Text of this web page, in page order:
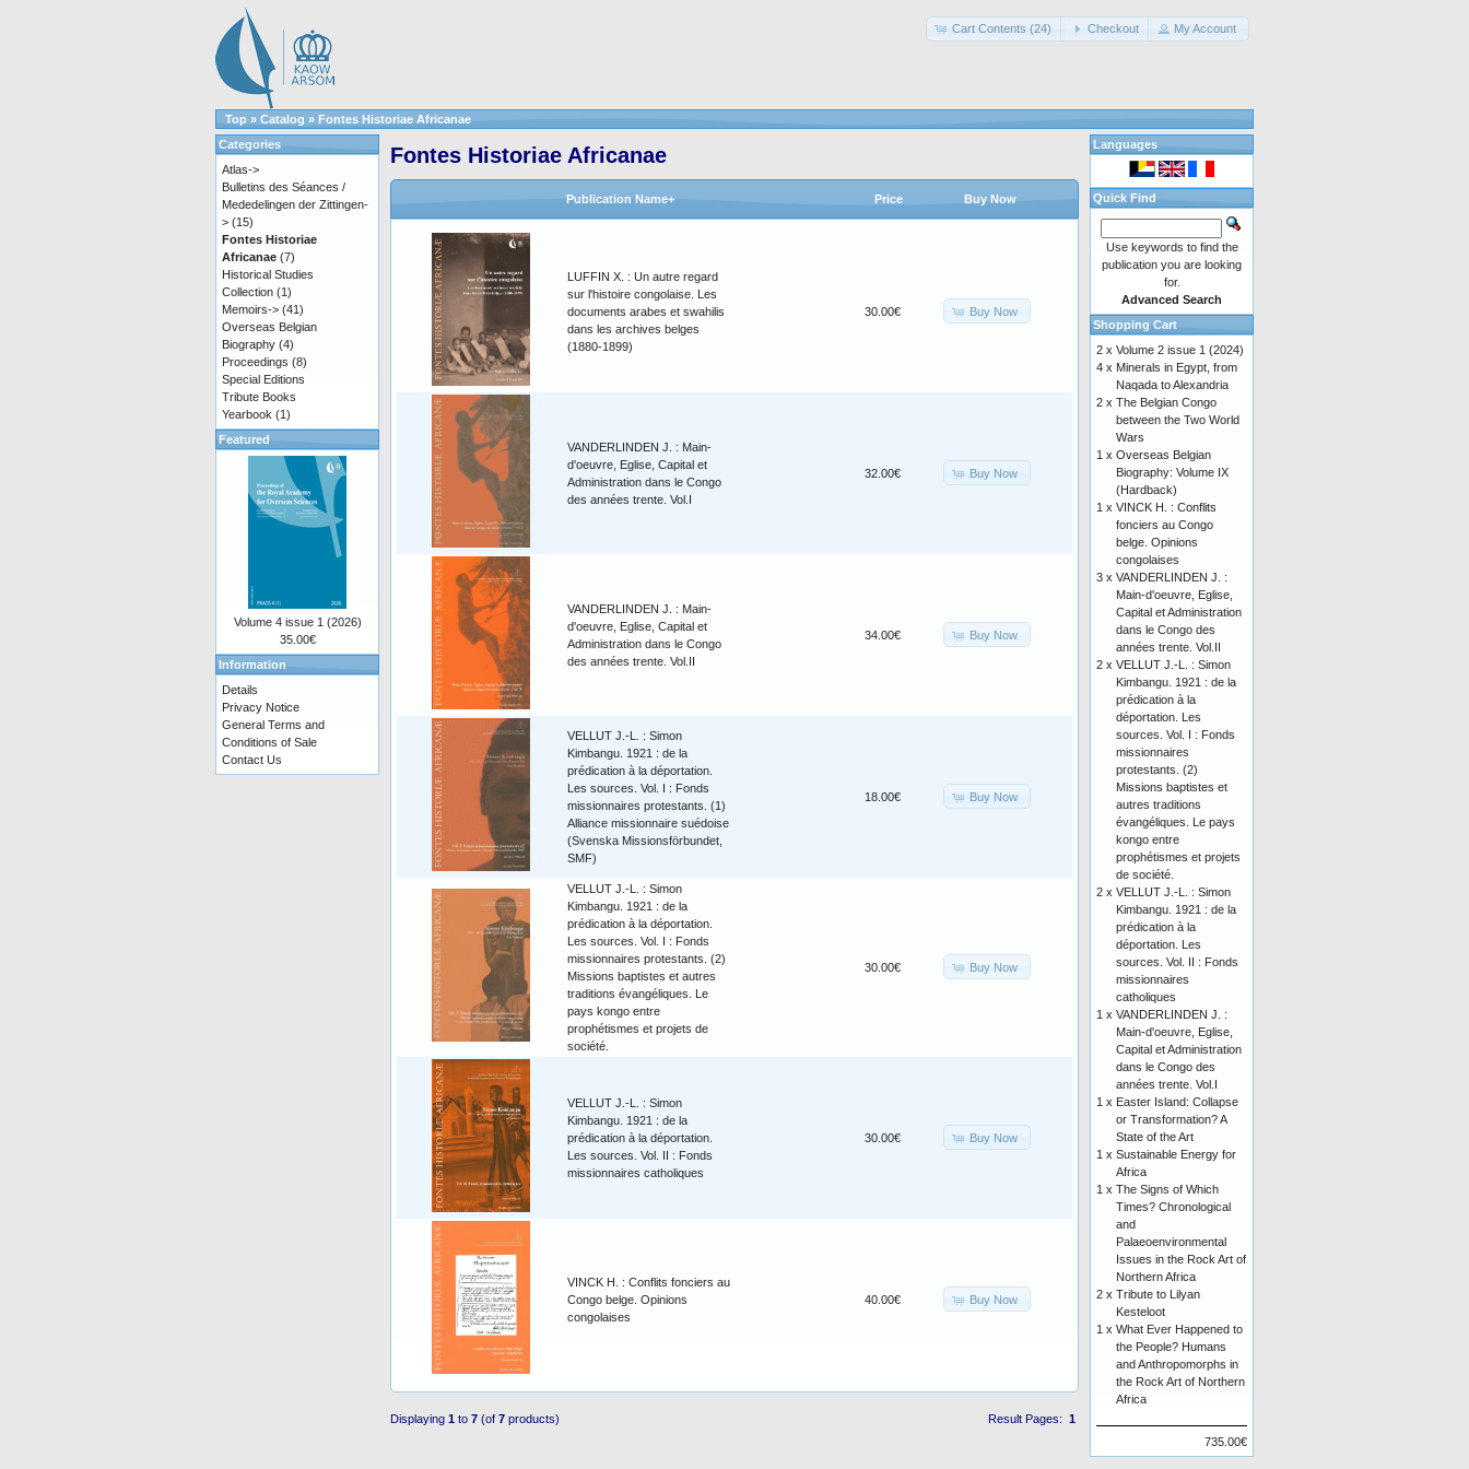
Cart Contents (24) Checkout My Account
Top » Catalog » Fontes Historiae Africanae
Fontes Historiae Africanae
Publication Name+ Price Buy Now
LUFFIN X. : Un autre regard
sur l'histoire congolaise. Les
documents arabes et swahilis
dans les archives belges
(1880-1899)
30.00€ Buy Now
VANDERLINDEN J. : Main-
d'oeuvre, Eglise, Capital et
Administration dans le Congo
des années trente. Vol.I
32.00€ Buy Now
VANDERLINDEN J. : Main-
d'oeuvre, Eglise, Capital et
Administration dans le Congo
des années trente. Vol.II
34.00€ Buy Now
VELLUT J.-L. : Simon
Kimbangu. 1921 : de la
prédication à la déportation.
Les sources. Vol. I : Fonds
missionnaires protestants. (1)
Alliance missionnaire suédoise
(Svenska Missionsförbundet,
SMF)
18.00€ Buy Now
VELLUT J.-L. : Simon
Kimbangu. 1921 : de la
prédication à la déportation.
Les sources. Vol. I : Fonds
missionnaires protestants. (2)
Missions baptistes et autres
traditions évangéliques. Le
pays kongo entre
prophétismes et projets de
société.
30.00€ Buy Now
VELLUT J.-L. : Simon
Kimbangu. 1921 : de la
prédication à la déportation.
Les sources. Vol. II : Fonds
missionnaires catholiques
30.00€ Buy Now
VINCK H. : Conflits fonciers au
Congo belge. Opinions
congolaises
40.00€ Buy Now
Result Pages: 1
Displaying 1 to 7 (of 7 products)
Categories
Atlas->
Bulletins des Séances /
Mededelingen der Zittingen-
> (15)
Fontes Historiae
Africanae (7)
Historical Studies
Collection (1)
Memoirs-> (41)
Overseas Belgian
Biography (4)
Proceedings (8)
Special Editions
Tribute Books
Yearbook (1)
Featured
Volume 4 issue 1 (2026)
35.00€
Information
Details
Privacy Notice
General Terms and
Conditions of Sale
Contact Us
Languages
Quick Find
Use keywords to find the
publication you are looking
for.
Advanced Search
Shopping Cart
2 x Volume 2 issue 1 (2024)
4 x Minerals in Egypt, from
Naqada to Alexandria
2 x The Belgian Congo
between the Two World
Wars
1 x Overseas Belgian
Biography: Volume IX
(Hardback)
1 x VINCK H. : Conflits
fonciers au Congo
belge. Opinions
congolaises
3 x VANDERLINDEN J. :
Main-d'oeuvre, Eglise,
Capital et Administration
dans le Congo des
années trente. Vol.II
2 x VELLUT J.-L. : Simon
Kimbangu. 1921 : de la
prédication à la
déportation. Les
sources. Vol. I : Fonds
missionnaires
protestants. (2)
Missions baptistes et
autres traditions
évangéliques. Le pays
kongo entre
prophétismes et projets
de société.
2 x VELLUT J.-L. : Simon
Kimbangu. 1921 : de la
prédication à la
déportation. Les
sources. Vol. II : Fonds
missionnaires
catholiques
1 x VANDERLINDEN J. :
Main-d'oeuvre, Eglise,
Capital et Administration
dans le Congo des
années trente. Vol.I
1 x Easter Island: Collapse
or Transformation? A
State of the Art
1 x Sustainable Energy for
Africa
1 x The Signs of Which
Times? Chronological
and
Palaeoenvironmental
Issues in the Rock Art of
Northern Africa
2 x Tribute to Lilyan
Kesteloot
1 x What Ever Happened to
the People? Humans
and Anthropomorphs in
the Rock Art of Northern
Africa
735.00€